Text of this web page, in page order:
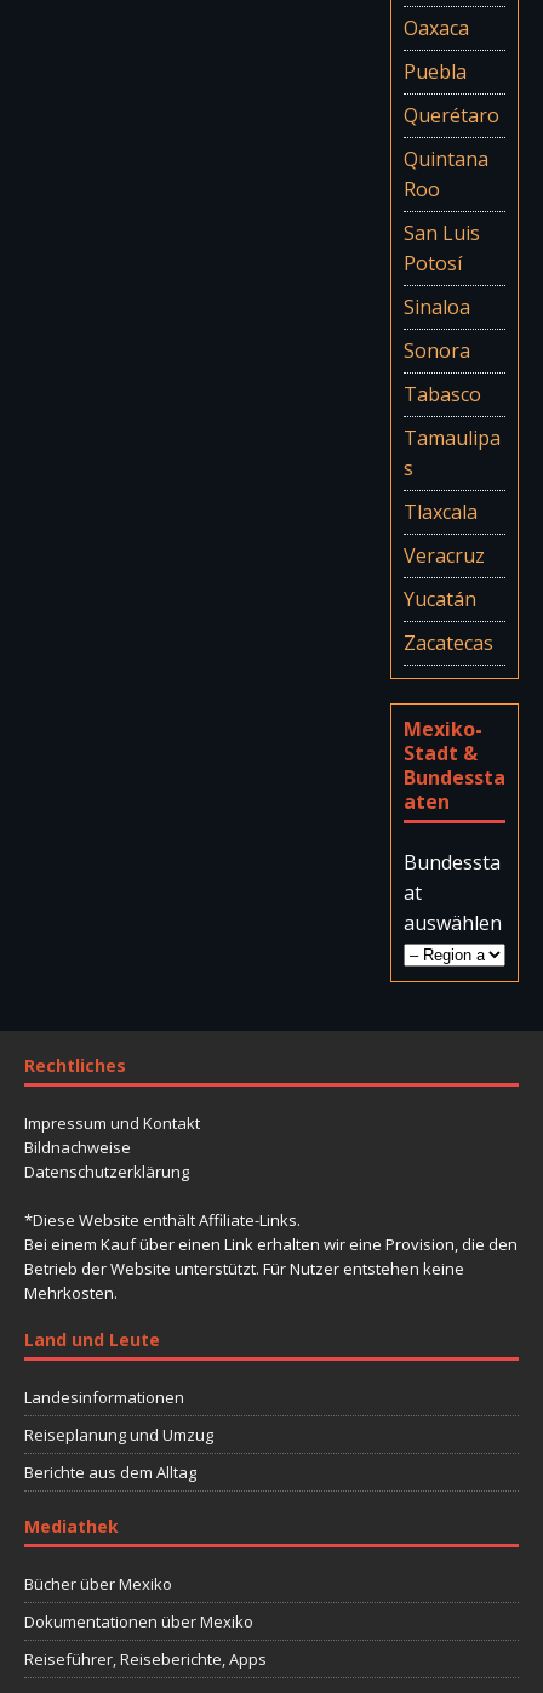
Oaxaca
Puebla
Querétaro
Quintana
Roo
San Luis
Potosí
Sinaloa
Sonora
Tabasco
Tamaulipa
s
Tlaxcala
Veracruz
Yucatán
Zacatecas
Mexiko-
Stadt &
Bundessta
aten
Bundessta
at
auswählen
Rechtliches
Impressum und Kontakt
Bildnachweise
Datenschutzerklärung
*Diese Website enthält Affiliate-Links.
Bei einem Kauf über einen Link erhalten wir eine Provision, die den
Betrieb der Website unterstützt. Für Nutzer entstehen keine
Mehrkosten.
Land und Leute
Landesinformationen
Reiseplanung und Umzug
Berichte aus dem Alltag
Mediathek
Bücher über Mexiko
Dokumentationen über Mexiko
Reiseführer, Reiseberichte, Apps